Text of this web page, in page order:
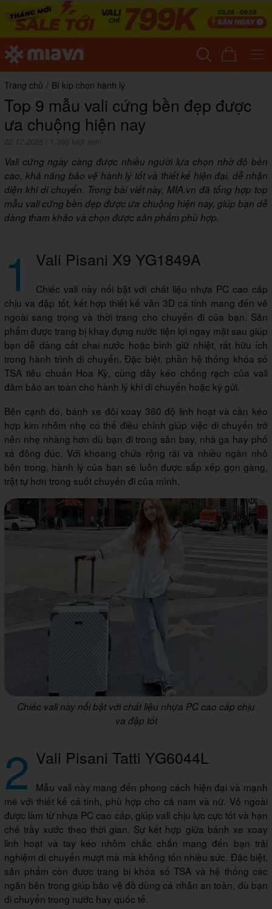
Trang chủ / Bí kíp chọn hành lý
Top 9 mẫu vali cứng bền đẹp được
ưa chuộng hiện nay
22.12.2025 1,360 lượt xem
Vali cứng ngày càng được nhiều người lựa chọn nhờ độ bền
cao, khả năng bảo vệ hành lý tốt và thiết kế hiện đại, dễ nhận
diện khi di chuyển. Trong bài viết này, MIA.vn đã tổng hợp top
mẫu vali cứng bền đẹp được ưa chuộng hiện nay, giúp bạn dễ
dàng tham khảo và chọn được sản phẩm phù hợp.
1 Vali Pisani X9 YG1849A
Chiếc vali này nổi bật với chất liệu nhựa PC cao cấp
chịu va đập tốt, kết hợp thiết kế vân 3D cá tính mang đến vẻ
ngoài sang trọng và thời trang cho chuyến đi của bạn. Sản
phẩm được trang bị khay đựng nước tiện lợi ngay mặt sau giúp
bạn dễ dàng cất chai nước hoặc bình giữ nhiệt, rất hữu ích
trong hành trình di chuyển. Đặc biệt, phần hệ thống khóa số
TSA tiêu chuẩn Hoa Kỳ, cùng dây kéo chống rạch của vali
đảm bảo an toàn cho hành lý khi di chuyển hoặc ký gửi.
Bên cạnh đó, bánh xe đôi xoay 360 độ linh hoạt và cần kéo
hợp kim nhôm nhẹ có thể điều chỉnh giúp việc di chuyển trở
nên nhẹ nhàng hơn dù bạn đi trong sân bay, nhà ga hay phố
xá đông đúc. Với khoang chứa rộng rãi và nhiều ngăn nhỏ
bên trong, hành lý của bạn sẽ luôn được sắp xếp gọn gàng,
trật tự hơn trong suốt chuyến đi của mình.
Chiếc vali này nổi bật với chất liệu nhựa PC cao cấp chịu
va đập tốt
2 Vali Pisani Tatti YG6044L
Mẫu vali này mang đến phong cách hiện đại và mạnh
mẽ với thiết kế cá tính, phù hợp cho cả nam và nữ. Vỏ ngoài
được làm từ nhựa PC cao cấp, giúp vali chịu lực cực tốt và hạn
chế trầy xước theo thời gian. Sự kết hợp giữa bánh xe xoay
linh hoạt và tay kéo nhôm chắc chắn mang đến bạn trải
nghiệm di chuyển mượt mà mà không tốn nhiều sức. Đặc biệt,
sản phẩm còn được trang bị khóa số TSA và hệ thống các
ngăn bên trong giúp bảo vệ đồ dùng cá nhân an toàn, dù bạn
di chuyển trong nước hay quốc tế.